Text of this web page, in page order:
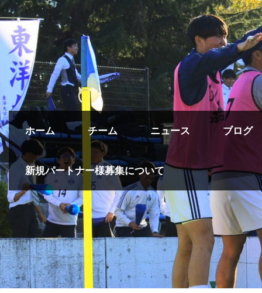
ホーム チーム ニュース ブログ
新規パートナー様募集について